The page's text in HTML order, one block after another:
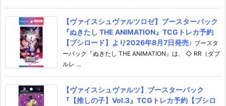
【ヴァイスシュヴァルツロゼ】ブースターパック
『ぬきたし THE ANIMATION』TCGトレカ予約
【ブシロード】より2026年8月7日発売♪ ブースタ
ーパック『ぬきたし THE ANIMATION』は、 ◇ RR（ダブ
ルレ ...
【ヴァイスシュヴァルツ】ブースターパック
『【推しの子】Vol.3』TCGトレカ予約【ブシロ